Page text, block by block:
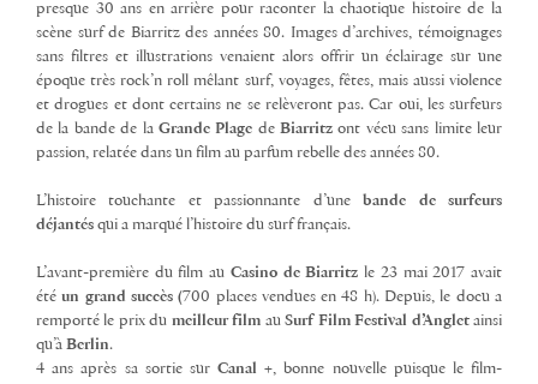
presque 30 ans en arrière pour raconter la chaotique histoire de la
scène surf de Biarritz des années 80. Images d’archives, témoignages
sans filtres et illustrations venaient alors offrir un éclairage sur une
époque très rock’n roll mêlant surf, voyages, fêtes, mais aussi violence
et drogues et dont certains ne se relèveront pas. Car oui, les surfeurs
de la bande de laGrande Plage deBiarritz ont vécu sans limite leur
passion, relatée dans un film au parfum rebelle des années 80.
L’histoire touchante et passionnante d’unebande de surfeurs
déjantés qui a marqué l’histoire du surf français.
L’avant-première du film au Casino de Biarritz le 23 mai 2017 avait
étéun grand succès (700 places vendues en 48 h). Depuis, le docu a
remporté le prix du meilleur film auSurf Film Festival d’Angletainsi
qu’à Berlin.
4 ans après sa sortie surCanal +, bonne nouvelle puisque le film-